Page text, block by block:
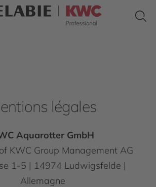
légales
Aquarotter GmbH
KWC Group Management AG
1-5 | 14974 Ludwigsfelde |
Allemagne